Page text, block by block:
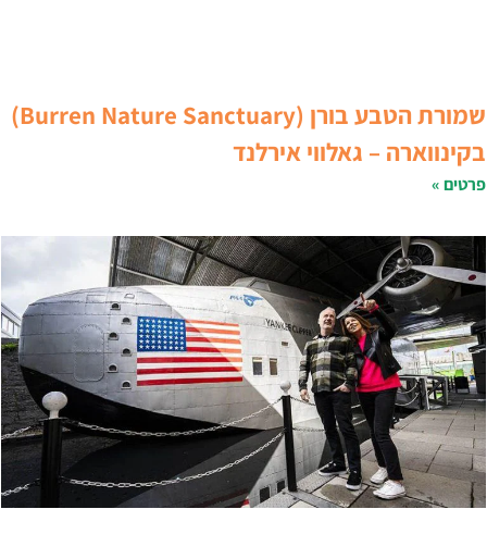
שמורת הטבע בורן (Burren Nature Sanctuary)
בקינווארה – גאלווי אירלנד
פרטים »